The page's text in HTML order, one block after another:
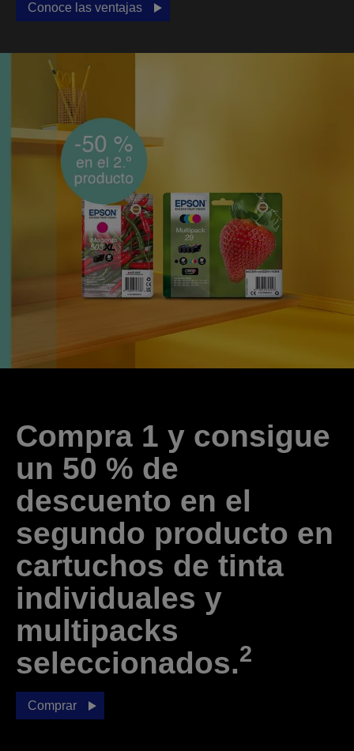
Conoce las ventajas
Compra 1 y consigue
un 50 % de
descuento en el
segundo producto en
cartuchos de tinta
individuales y
multipacks
seleccionados.2
Comprar